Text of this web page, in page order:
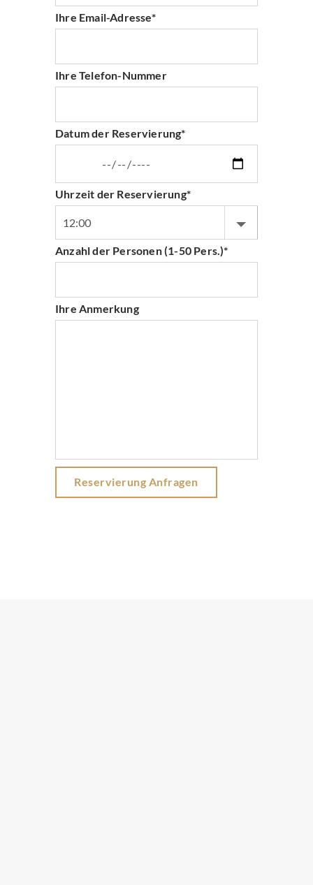
Ihre Email-Adresse*
Ihre Telefon-Nummer
Datum der Reservierung*
Uhrzeit der Reservierung*
Anzahl der Personen (1-50 Pers.)*
Ihre Anmerkung